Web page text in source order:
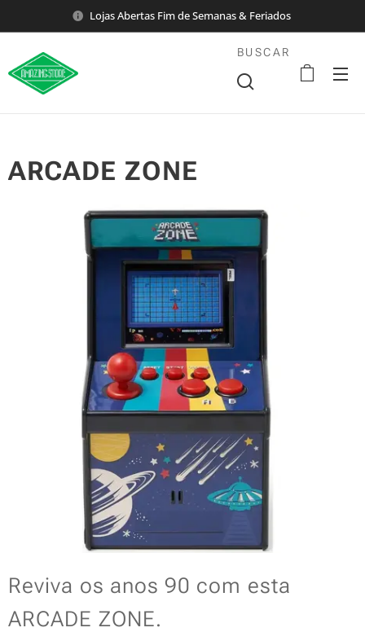
Lojas Abertas Fim de Semanas & Feriados
BUSCAR
ARCADE ZONE
Reviva os anos 90 com esta
ARCADE ZONE.